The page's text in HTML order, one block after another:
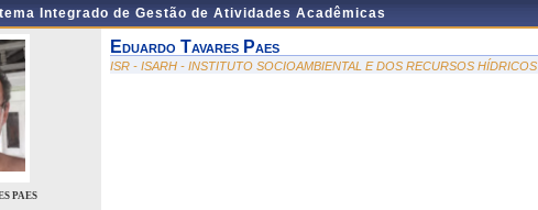
Integrado de Gestão de Atividades Acadêmicas
PAES
Eduardo Tavares Paes
ISR - ISARH - INSTITUTO SOCIOAMBIENTAL E DOS RECURSOS HÍDRICOS